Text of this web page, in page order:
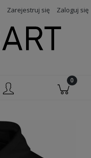
Zarejestruj się Zaloguj się